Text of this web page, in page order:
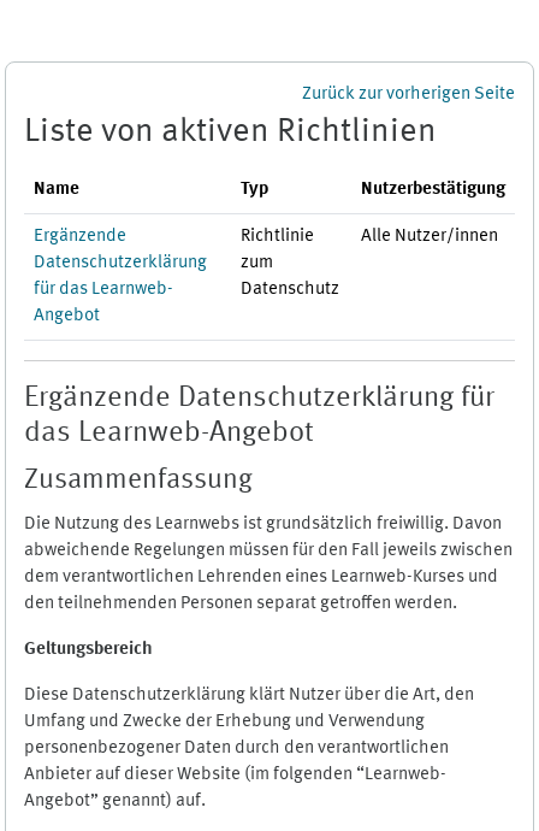
Zurück zur vorherigen Seite
Liste von aktiven Richtlinien
Name Typ Nutzerbestätigung
Ergänzende
Datenschutzerklärung
für das Learnweb-
Angebot
Richtlinie
zum
Datenschutz
Alle Nutzer/innen
Ergänzende Datenschutzerklärung für
das Learnweb-Angebot
Zusammenfassung
Die Nutzung des Learnwebs ist grundsätzlich freiwillig. Davon
abweichende Regelungen müssen für den Fall jeweils zwischen
dem verantwortlichen Lehrenden eines Learnweb-Kurses und
den teilnehmenden Personen separat getroffen werden.
Geltungsbereich
Diese Datenschutzerklärung klärt Nutzer über die Art, den
Umfang und Zwecke der Erhebung und Verwendung
personenbezogener Daten durch den verantwortlichen
Anbieter auf dieser Website (im folgenden “Learnweb-
Angebot” genannt) auf.